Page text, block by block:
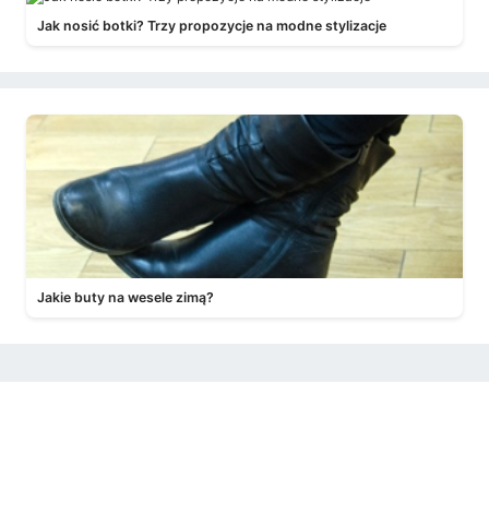
Jak nosić botki? Trzy propozycje na modne stylizacje
Jakie buty na wesele zimą?